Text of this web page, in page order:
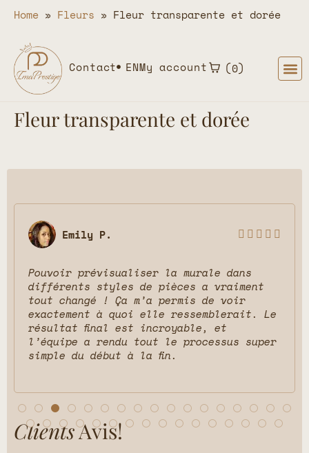
Home » Fleurs » Fleur transparente et dorée
Contact ENMy account 0
Fleur transparente et dorée
Emily P.     
Pouvoir prévisualiser la murale dans
différents styles de pièces a vraiment
tout changé ! Ça m’a permis de voir
exactement à quoi elle ressemblerait. Le
résultat final est incroyable, et
l’équipe a rendu tout le processus super
simple du début à la fin.
ClientsAvis!